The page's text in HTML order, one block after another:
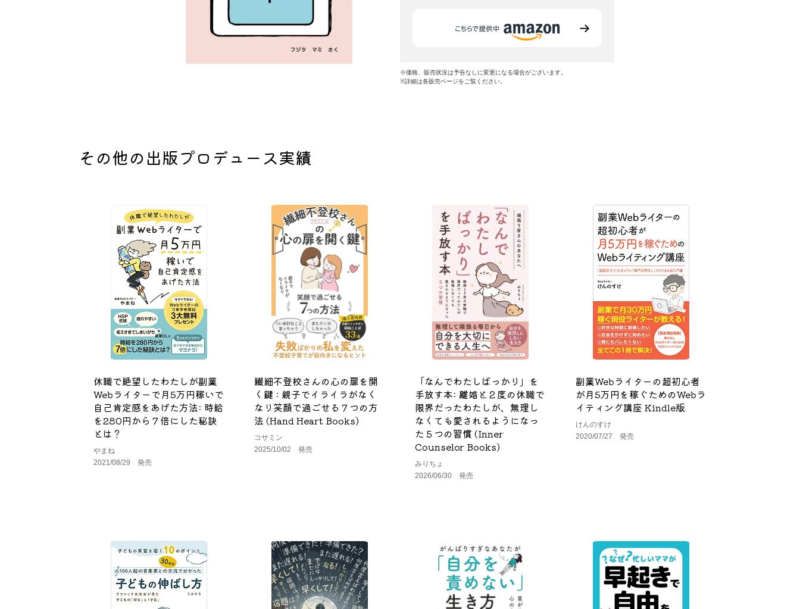
※価格、販売状況は予告なしに変更になる場合がございます。
※詳細は各販売ページをご覧ください。
その他の出版プロデュース実績
休職で絶望したわたしが副業
Webライターで月5万円稼いで
自己肯定感をあげた方法: 時給
を280円から７倍にした秘訣
とは？
やまね
2021/08/29 発売
繊細不登校さんの心の扉を開
く鍵 : 親子でイライラがなく
なり笑顔で過ごせる７つの方
法 (Hand Heart Books)
コサミン
2025/10/02 発売
「なんでわたしばっかり」を
手放す本: 離婚と２度の休職で
限界だったわたしが、無理し
なくても愛されるようになっ
た５つの習慣 (Inner
Counselor Books)
みりちょ
2026/06/30 発売
副業Webライターの超初心者
が月5万円を稼ぐためのWebラ
イティング講座 Kindle版
けんのすけ
2020/07/27 発売